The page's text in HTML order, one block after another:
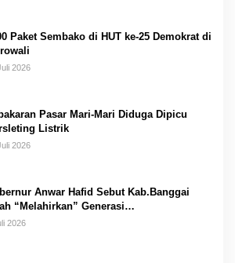
Paket Sembako di HUT ke-25 Demokrat di
2026
Pasar Mari-Mari Diduga Dipicu
Listrik
2026
Anwar Hafid Sebut Kab.Banggai
“Melahirkan” Generasi…
2026